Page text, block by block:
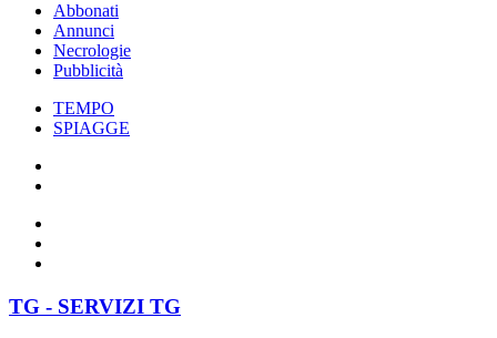
Abbonati
Annunci
Necrologie
Pubblicità
TEMPO
SPIAGGE
TG - SERVIZI TG